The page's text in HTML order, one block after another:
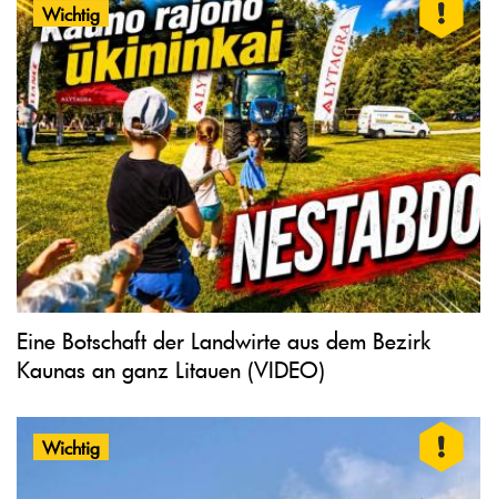
Wichtig
Eine Botschaft der Landwirte aus dem Bezirk
Kaunas an ganz Litauen (VIDEO)
Wichtig